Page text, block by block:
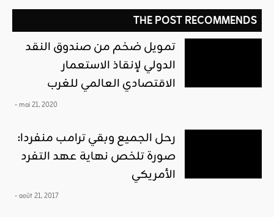
THE POST RECOMMENDS
تمويل ضخم من صندوق النقد
الدولي لإنقاذ الاستعمار
الاقتصادي العالمي للغرب
- mai 21, 2020
رحل الجميع وبقي ترامب منفردا:
صورة تلخص نهاية عهد التفرد
الأمريكي
- août 21, 2017